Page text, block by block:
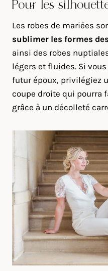
Pour les
Les robes de mariées
sublimer les formes
ainsi des robes
légers et fluides. Si
futur époux, privilégiez
coupe droite qui pourra
grâce à un décolleté